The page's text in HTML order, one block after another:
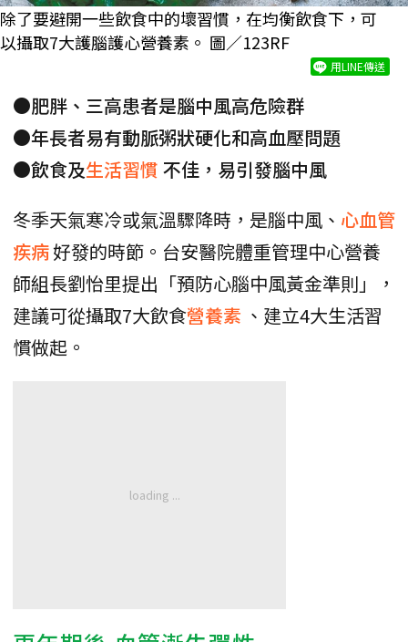
除了要避開一些飲食中的壞習慣，在均衡飲食下，可
以攝取7大護腦護心營養素。 圖／123RF
用LINE傳送
●肥胖、三高患者是腦中風高危險群
●年長者易有動脈粥狀硬化和高血壓問題
●飲食及生活習慣 不佳，易引發腦中風
冬季天氣寒冷或氣溫驟降時，是腦中風、 心血管
疾病好發的時節。台安醫院體重管理中心營養
師組長劉怡里提出「預防心腦中風黃金準則」，
建議可從攝取7大飲食營養素 、建立4大生活習
慣做起。